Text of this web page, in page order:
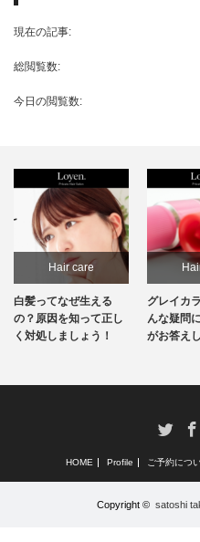
現在の記事:
総閲覧数:
今日の閲覧数:
Hair care
白髪ってなぜ生える
の？原因を知って正し
く対処しましょう！
グレイカ
んな疑問
がお答え
RSS
HOME Profile ご予約につ
Copyright © satoshi